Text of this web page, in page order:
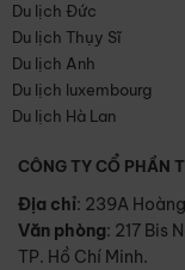
Du lịch Đức
Du lịch Thụy Sĩ
Du lịch Anh
Du lịch luxembourg
Du lịch Hà Lan
CÔNG TY CỔ PHẦN
Địa chỉ: 239A
Văn phòng: 217 Bis
TP. Hồ Chí Minh.